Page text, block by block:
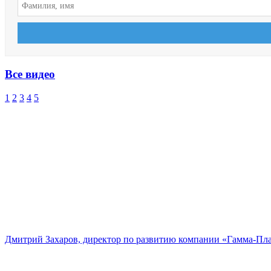
Все видео
1 2 3 4 5
Дмитрий Захаров, директор по развитию компании «Гамма-